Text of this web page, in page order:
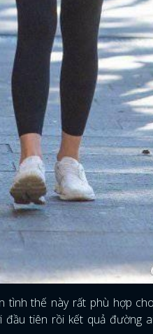
tình thế này rất phù hợp
tiên rồi kết quả đường